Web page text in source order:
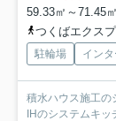
59.33㎡～71.45
つくばエクス
駐輪場 イン
積水ハウス施工
IHのシステムキ